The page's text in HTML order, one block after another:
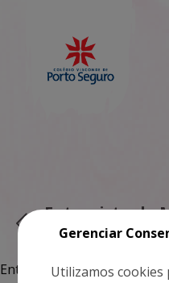
Entrevista de
CBN
Entrevista de Meire Nocito
Gerenciar
Utilizamos